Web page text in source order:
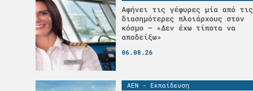
Αφήνει τις γέφυρες μία από τις
διασημότερες πλοιάρχους στον
κόσμο – «Δεν έχω τίποτα να
αποδείξω»
06.08.26
ΑΕΝ - Εκπαίδευση